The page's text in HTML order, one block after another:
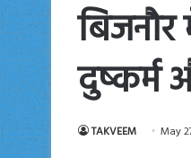
दुष्कर्म
TAKVEEM May